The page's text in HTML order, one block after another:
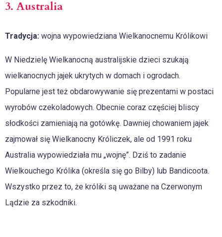
3. Australia
Tradycja: wojna wypowiedziana Wielkanocnemu Królikowi
W Niedzielę Wielkanocną australijskie dzieci szukają
wielkanocnych jajek ukrytych w domach i ogrodach.
Popularne jest też obdarowywanie się prezentami w postaci
wyrobów czekoladowych. Obecnie coraz częściej bliscy
słodkości zamieniają na gotówkę. Dawniej chowaniem jajek
zajmował się Wielkanocny Króliczek, ale od 1991 roku
Australia wypowiedziała mu „wojnę”. Dziś to zadanie
Wielkouchego Królika (określa się go Bilby) lub Bandicoota.
Wszystko przez to, że króliki są uważane na Czerwonym
Lądzie za szkodniki.